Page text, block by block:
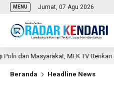
MENU Jumat, 07 Agu 2026
Masyarakat, MEK TV Berikan
Beranda Headline News